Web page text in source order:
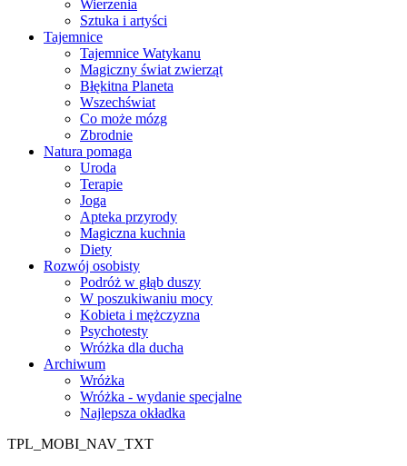
Wierzenia
Sztuka i artyści
Tajemnice
Tajemnice Watykanu
Magiczny świat zwierząt
Błękitna Planeta
Wszechświat
Co może mózg
Zbrodnie
Natura pomaga
Uroda
Terapie
Joga
Apteka przyrody
Magiczna kuchnia
Diety
Rozwój osobisty
Podróż w głąb duszy
W poszukiwaniu mocy
Kobieta i mężczyzna
Psychotesty
Wróżka dla ducha
Archiwum
Wróżka
Wróżka - wydanie specjalne
Najlepsza okładka
TPL_MOBI_NAV_TXT